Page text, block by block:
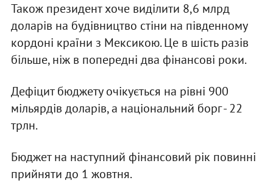
Також президент хоче виділити 8,6 млрд
доларів на будівництво стіни на південному
кордоні країни з Мексикою. Це в шість разів
більше, ніж в попередні два фінансові роки.
Дефіцит бюджету очікується на рівні 900
мільярдів доларів, а національний борг - 22
трлн.
Бюджет на наступний фінансовий рік повинні
прийняти до 1 жовтня.